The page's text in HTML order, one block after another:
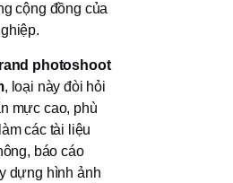
cộng đồng của
photoshoot
, loại này đòi hỏi
mực cao, phù
các tài liệu
báo cáo
dựng hình ảnh